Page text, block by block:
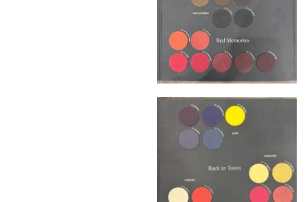
использованием лифтов или монтажных
Распаковка и расстановка— специалисты
распаковывают товар и устанавливают его в
Вывоз упаковочного материала— полная
очистка помещения от тары и упаковки
— осмотр товара на
предмет повреждений и дефектов при